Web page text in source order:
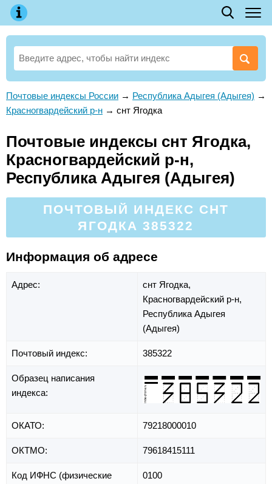
Почтовые индексы России → Республика Адыгея (Адыгея) →
Красногвардейский р-н → снт Ягодка
Почтовые индексы снт Ягодка,
Красногвардейский р-н,
Республика Адыгея (Адыгея)
ПОЧТОВЫЙ ИНДЕКС СНТ
ЯГОДКА 385322
Информация об адресе
Адрес:
снт Ягодка,
Красногвардейский р-н,
Республика Адыгея
(Адыгея)
Почтовый индекс: 385322
Образец написания
индекса:
ОКАТО: 79218000010
ОКТМО: 79618415111
Код ИФНС (физические
0100